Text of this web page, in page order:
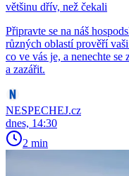
většinu dřív, než čekali
Připravte se na náš
různých oblastí prověří
co ve vás je, a nenechte se
a zazářit.
NESPECHEJ.cz
dnes, 14:30
2 min